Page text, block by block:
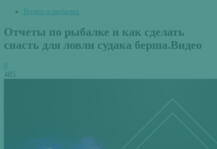
Видео о рыбалке
Отчеты по рыбалке и как сделать
снасть для ловли судака берша.Видео
0
485